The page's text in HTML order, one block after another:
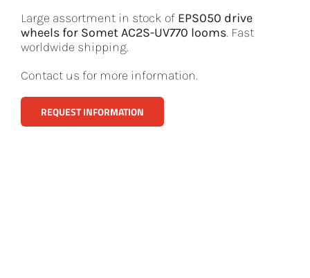
Large assortment in stock of EPS050 drive
wheels for Somet AC2S-UV770 looms. Fast
worldwide shipping.
Contact us for more information.
REQUEST INFORMATION